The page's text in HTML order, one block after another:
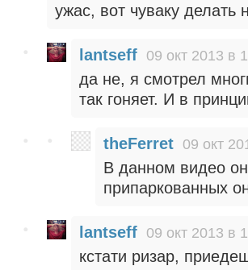
ужас, вот чуваку делать
lantseff 09 окт 2013 в
да не, я смотрел
так гоняет. И в
theFerret 09 окт
В данном видео он
припаркованных
lantseff 09 окт 2013 в
кстати ризар,